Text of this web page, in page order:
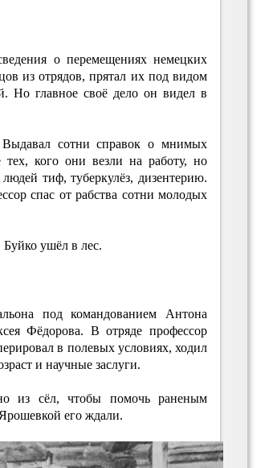
о перемещениях немецких
из отрядов, прятал их под видом
Но главное своё дело он видел в
сотни справок о мнимых
тех, кого они везли на работу, но
тиф, туберкулёз, дизентерию.
спас от рабства сотни молодых
Буйко ушёл в лес.
под командованием Антона
Фёдорова. В отряде профессор
в полевых условиях, ходил
и научные заслуги.
из сёл, чтобы помочь раненым
его ждали.